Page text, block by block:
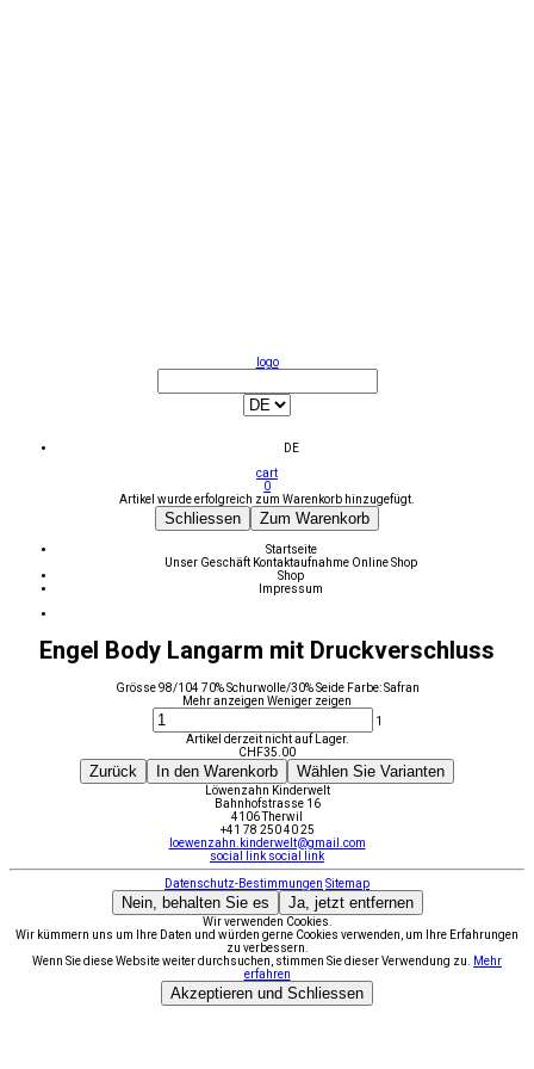
logo
DE
cart
0
Artikel wurde erfolgreich zum Warenkorb hinzugefügt.
Schliessen Zum Warenkorb
Startseite
Unser Geschäft Kontaktaufnahme Online Shop
Shop
Impressum
Engel Body Langarm mit Druckverschluss
Grösse 98/104 70% Schurwolle/30% Seide Farbe: Safran
Mehr anzeigen Weniger zeigen
1
Artikel derzeit nicht auf Lager.
CHF35.00
Zurück In den Warenkorb Wählen Sie Varianten
Löwenzahn Kinderwelt
Bahnhofstrasse 16
4106 Therwil
+41 78 250 40 25
loewenzahn.kinderwelt@gmail.com
social link social link
Datenschutz-Bestimmungen Sitemap
Nein, behalten Sie es Ja, jetzt entfernen
Wir verwenden Cookies.
Wir kümmern uns um Ihre Daten und würden gerne Cookies verwenden, um Ihre Erfahrungen
zu verbessern.
Wenn Sie diese Website weiter durchsuchen, stimmen Sie dieser Verwendung zu.
Mehr
erfahren
Akzeptieren und Schliessen